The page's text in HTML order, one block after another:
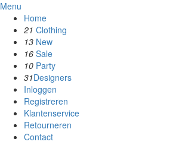
Menu
Home
21 Clothing
13 New
16 Sale
10 Party
31Designers
Inloggen
Registreren
Klantenservice
Retourneren
Contact